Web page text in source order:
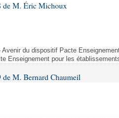
lois
de M. Éric Michoux
Avenir du dispositif Pacte
Enseignement pour les
de M. Bernard Chaumeil